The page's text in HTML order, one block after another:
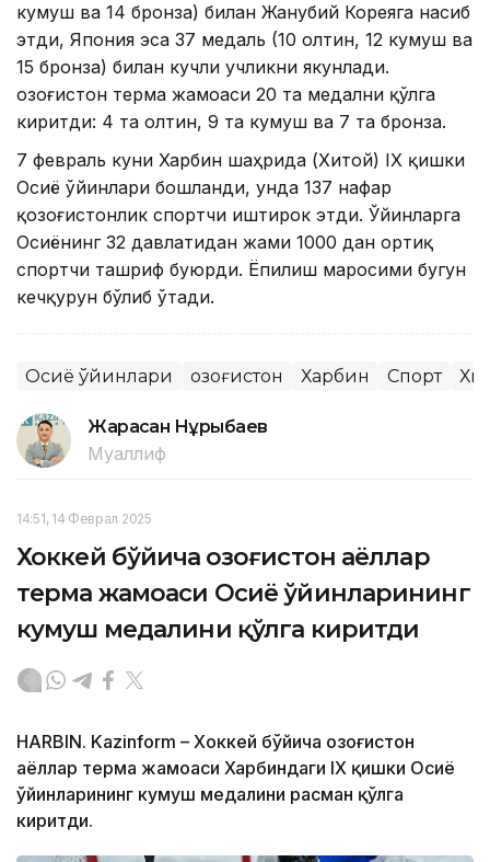
кумуш ва 14 бронза) билан Жанубий Кореяга насиб
этди, Япония эса 37 медаль (10 олтин, 12 кумуш ва
15 бронза) билан кучли учликни якунлади.
Қозоғистон терма жамоаси 20 та медални қўлга
киритди: 4 та олтин, 9 та кумуш ва 7 та бронза.
7 февраль куни Харбин шаҳрида (Хитой) IХ қишки
Осиё ўйинлари бошланди, унда 137 нафар
қозоғистонлик спортчи иштирок этди. Ўйинларга
Осиёнинг 32 давлатидан жами 1000 дан ортиқ
спортчи ташриф буюрди. Ёпилиш маросими бугун
кечқурун бўлиб ўтади.
Осиё ўйинлари Қозоғистон Харбин Спорт
Жарасқан Нұрыбаев
Муаллиф
14:51, 14 Феврал 2025
Хоккей бўйича Қозоғистон аёллар
терма жамоаси Осиё ўйинларининг
кумуш медалини қўлга киритди
HARBIN. Kazinform – Хоккей бўйича Қозоғистон
аёллар терма жамоаси Харбиндаги IХ қишки Осиё
ўйинларининг кумуш медалини расман қўлга
киритди.